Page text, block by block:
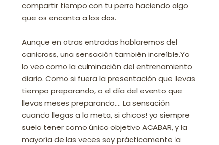
compartir tiempo con tu perro haciendo algo
que os encanta a los dos.
Aunque en otras entradas hablaremos del
canicross, una sensación también increíble.Yo
lo veo como la culminación del entrenamiento
diario. Como si fuera la presentación que llevas
tiempo preparando, o el día del evento que
llevas meses preparando…. La sensación
cuando llegas a la meta, si chicos! yo siempre
suelo tener como único objetivo ACABAR, y la
mayoría de las veces soy prácticamente la